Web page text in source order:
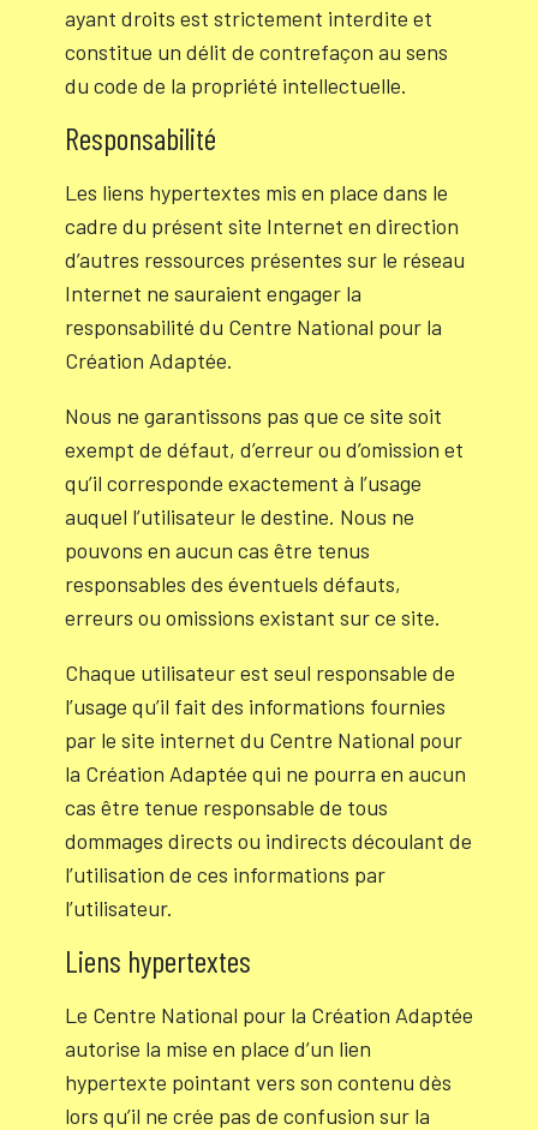
ayant droits est strictement interdite et
constitue un délit de contrefaçon au sens
du code de la propriété intellectuelle.
Responsabilité
Les liens hypertextes mis en place dans le
cadre du présent site Internet en direction
d’autres ressources présentes sur le réseau
Internet ne sauraient engager la
responsabilité du Centre National pour la
Création Adaptée.
Nous ne garantissons pas que ce site soit
exempt de défaut, d’erreur ou d’omission et
qu’il corresponde exactement à l’usage
auquel l’utilisateur le destine. Nous ne
pouvons en aucun cas être tenus
responsables des éventuels défauts,
erreurs ou omissions existant sur ce site.
Chaque utilisateur est seul responsable de
l’usage qu’il fait des informations fournies
par le site internet du Centre National pour
la Création Adaptée qui ne pourra en aucun
cas être tenue responsable de tous
dommages directs ou indirects découlant de
l’utilisation de ces informations par
l’utilisateur.
Liens hypertextes
Le Centre National pour la Création Adaptée
autorise la mise en place d’un lien
hypertexte pointant vers son contenu dès
lors qu’il ne crée pas de confusion sur la